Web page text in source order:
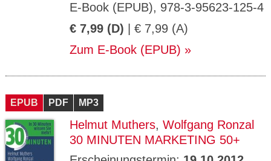
E-Book (EPUB), 978-3-95623-125-4
€ 7,99 (D) | € 7,99 (A)
Zum E-Book (EPUB)
EPUB PDF MP3
Helmut Muthers, Wolfgang Ronzal
30 MINUTEN MARKETING 50+